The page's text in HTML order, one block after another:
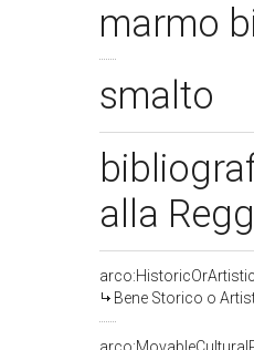
marmo
smalto
alla
Bene Storico o